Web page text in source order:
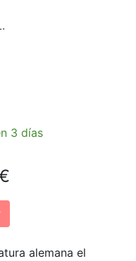
3 días
alemana el